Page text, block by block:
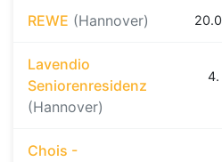
REWE (Hannover)
Lavendio
Seniorenresidenz
(Hannover)
4.
Chois -